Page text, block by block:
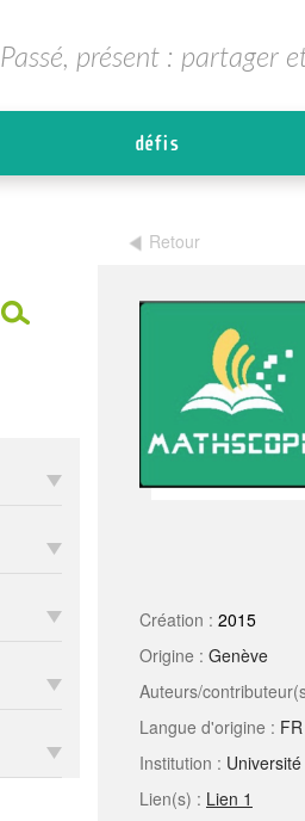
Passé, présent : partager
défis
Retour
Création : 2015
Origine : Genève
Auteurs/
Langue d'origine : FR
Institution :
Lien(s) : Lien 1